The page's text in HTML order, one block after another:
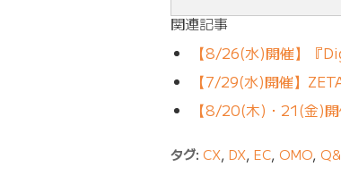
関連記事
【8/26(水)開催】『
【7/29(水)開催】
【8/20(木)・21(金)
タグ: CX, DX, EC, OMO,